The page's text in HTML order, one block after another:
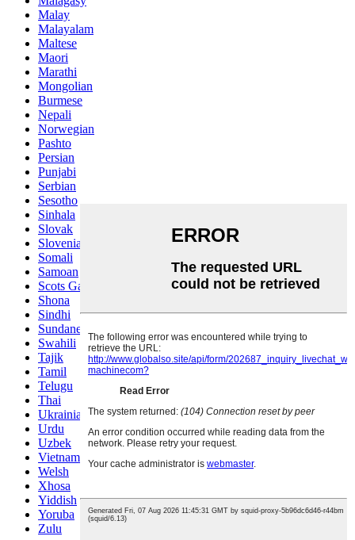
Malay
Malayalam
Maltese
Maori
Marathi
Mongolian
Burmese
Nepali
Norwegian
Pashto
Persian
Punjabi
Serbian
Sesotho
Sinhala
Slovak
Slovenian
Somali
Samoan
Scots Gaelic
Shona
Sindhi
Sundanese
Swahili
Tajik
Tamil
Telugu
Thai
Ukrainian
Urdu
Uzbek
Vietnamese
Welsh
Xhosa
Yiddish
Yoruba
Zulu